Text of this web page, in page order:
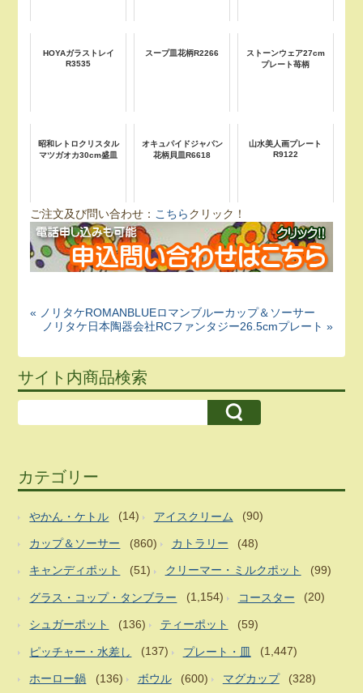
HOYAガラストレイ
R3535
スープ皿花柄R2266
ストーンウェア27cm
プレート苺柄
昭和レトロクリスタル
マツガオカ30cm盛皿
オキュパイドジャパン
花柄貝皿R6618
山水美人画プレート
R9122
ご注文及び問い合わせ： こちらクリック！
« ノリタケROMANBLUEロマンブルーカップ＆ソーサー
ノリタケ日本陶器会社RCファンタジー26.5cmプレート »
サイト内商品検索
カテゴリー
やかん・ケトル (14) アイスクリーム (90)
カップ＆ソーサー (860) カトラリー (48)
キャンディポット (51) クリーマー・ミルクポット (99)
グラス・コップ・タンブラー (1,154) コースター (20)
シュガーポット (136) ティーポット (59)
ピッチャー・水差し (137) プレート・皿 (1,447)
ホーロー鍋 (136) ボウル (600) マグカップ (328)